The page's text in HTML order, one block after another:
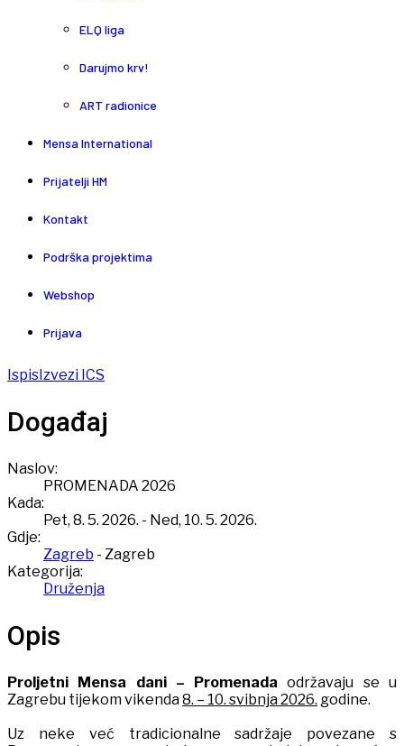
ELQ liga
Darujmo krv!
ART radionice
Mensa International
Prijatelji HM
Kontakt
Podrška projektima
Webshop
Prijava
IspisIzvezi ICS
Događaj
Naslov:
PROMENADA 2026
Kada:
Pet, 8. 5. 2026. - Ned, 10. 5. 2026.
Gdje:
Zagreb - Zagreb
Kategorija:
Druženja
Opis
Proljetni Mensa dani – Promenadaodržavaju se u
Zagrebu tijekom vikenda8. – 10. svibnja 2026. godine.
Uz neke već tradicionalne sadržaje povezane s